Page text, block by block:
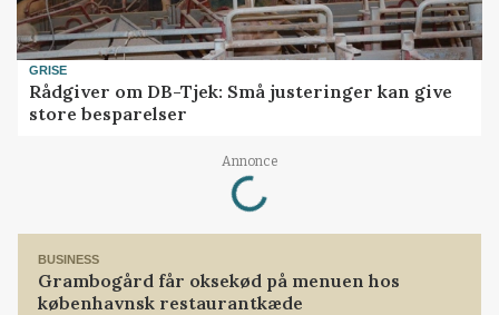
GRISE
Rådgiver om DB-Tjek: Små justeringer kan give
store besparelser
Annonce
Loading...
BUSINESS
Grambogård får oksekød på menuen hos
københavnsk restaurantkæde